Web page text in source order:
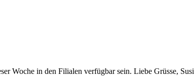
Woche in den Filialen verfügbar sein. Liebe Grüsse, Susi